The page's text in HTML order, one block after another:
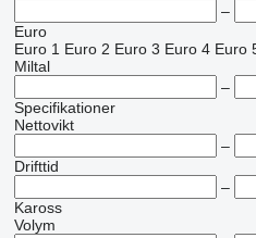
–
Euro
Euro 1 Euro 2 Euro 3 Euro 4 Euro
Miltal
–
Specifikationer
Nettovikt
–
Drifttid
–
Kaross
Volym